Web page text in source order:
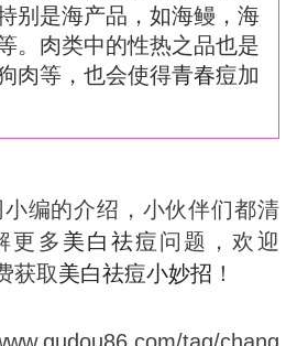
别是海产品，如海鳗，海
。肉类中的性热之品也是
肉等，也会使得青春痘加
小编的介绍，小伙伴们都清
更多 美白 祛痘问题，欢迎
获取美白祛痘小妙招 ！